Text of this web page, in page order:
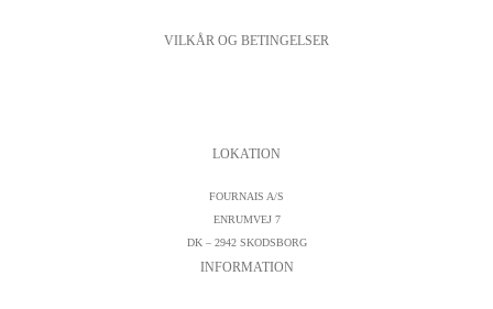
VILKÅR OG BETINGELSER
LOKATION
FOURNAIS A/S
ENRUMVEJ 7
DK – 2942 SKODSBORG
INFORMATION